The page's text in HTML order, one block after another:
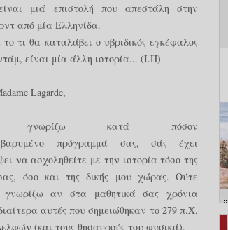
μιά επιστολή που απεστάλη στην
από μία Ελληνίδα.
τι θα καταλάβει ο υβριδικός εγκέφαλος
είναι μία άλλη ιστορία... (Ι.Π)
Lagarde,
γνωρίζω κατά πόσον
πρόγραμμά σας, σάς έχει
να ασχοληθείτε με την ιστορία τόσο της
όσο και της δικής μου χώρας. Ούτε
γνωρίζω αν στα μαθητικά σας χρόνια
αυτές που σημειώθηκαν το 279 π.Χ.
(και τους θησαυρούς του φυσικά).